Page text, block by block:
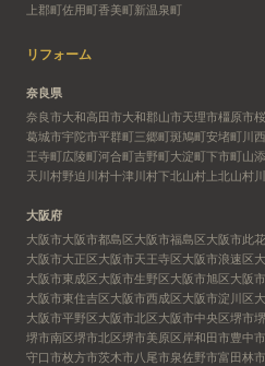
上郡町佐用町香美町新温泉町
リフォーム
奈良県
奈良市大和高田市大和郡山市天理市橿原市
葛城市宇陀市平群町三郷町斑鳩町安堵町川
王寺町広陵町河合町吉野町大淀町下市町山
天川村野迫川村十津川村下北山村 上北山村
大阪府
大阪市大阪市都島区大阪市福島区大阪市此
大阪市大正区大阪市天王寺区大阪市浪速区
大阪市東成区大阪市生野区大阪市旭区大阪
大阪市東住吉区大阪市西成区大阪市淀川区
大阪市平野区大阪市北区大阪市中央区堺市
堺市南区堺市北区堺市美原区岸和田市豊中市
守口市枚方市茨木市八尾市泉佐野市富田林市